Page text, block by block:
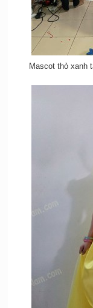
Mascot thỏ xanh